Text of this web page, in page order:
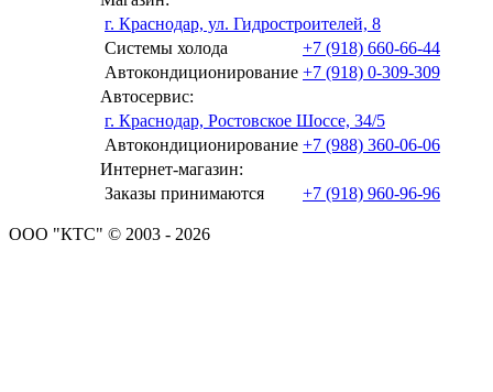
г. Краснодар, ул. Гидростроителей, 8
Системы холода
+7 (918) 660-66-44
Автокондиционирование +7 (918) 0-309-309
Автосервис:
г. Краснодар, Ростовское Шоссе, 34/5
Автокондиционирование +7 (988) 360-06-06
Интернет-магазин:
Заказы принимаются
+7 (918) 960-96-96
ООО "КТС" © 2003 - 2026